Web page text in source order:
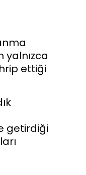
yalnızca
ettiği
getirdiği